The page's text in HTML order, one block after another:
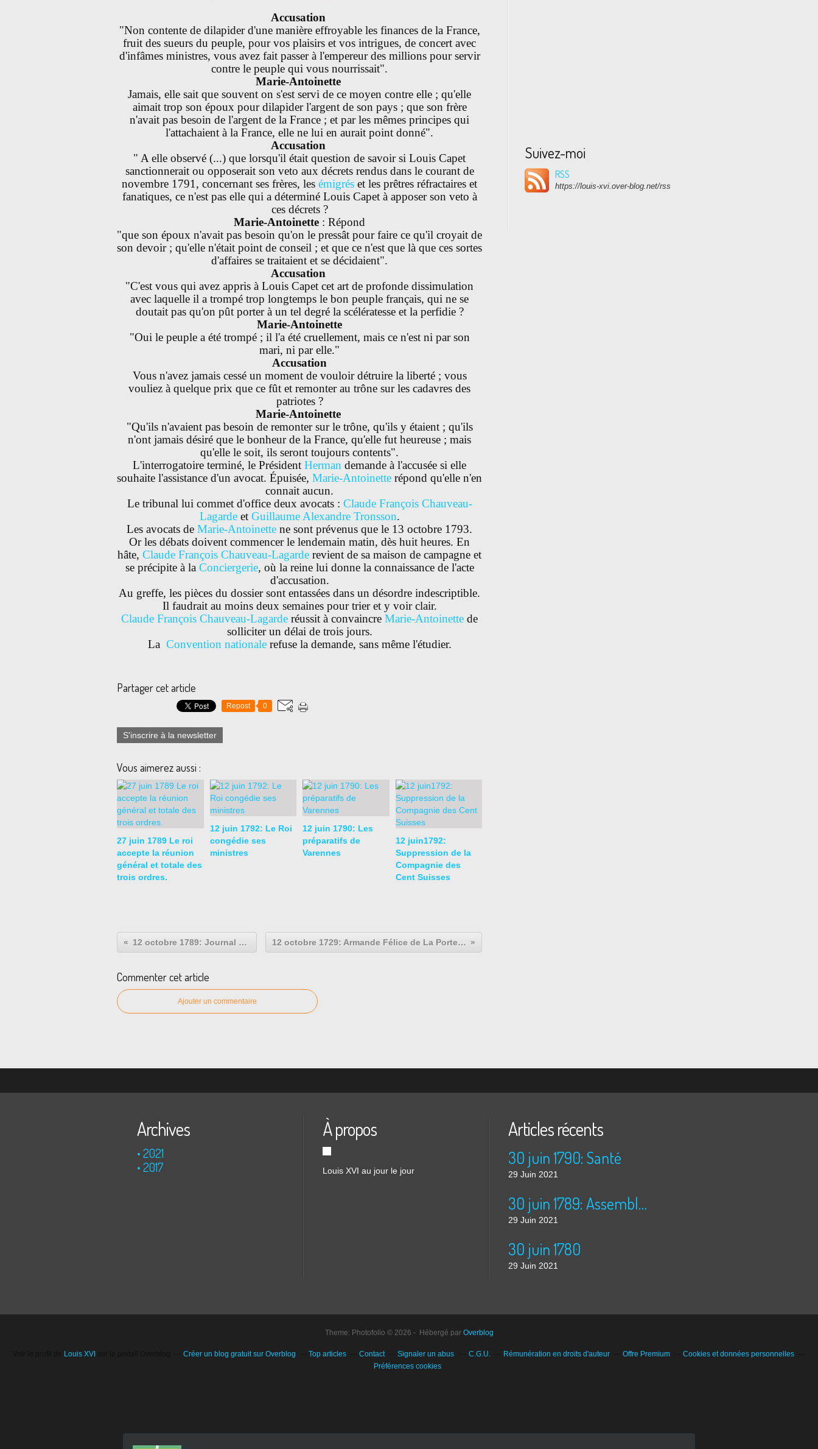
Accusation
"Non contente de dilapider d'une manière effroyable les finances de la France,
fruit des sueurs du peuple, pour vos plaisirs et vos intrigues, de concert avec
d'infâmes ministres, vous avez fait passer à l'empereur des millions pour servir
contre le peuple qui vous nourrissait".
Marie-Antoinette
Jamais, elle sait que souvent on s'est servi de ce moyen contre elle ; qu'elle
aimait trop son époux pour dilapider l'argent de son pays ; que son frère
n'avait pas besoin de l'argent de la France ; et par les mêmes principes qui
l'attachaient à la France, elle ne lui en aurait point donné".
Accusation
" A elle observé (...) que lorsqu'il était question de savoir si Louis Capet
sanctionnerait ou opposerait son veto aux décrets rendus dans le courant de
novembre 1791, concernant ses frères, les émigrés et les prêtres réfractaires et
fanatiques, ce n'est pas elle qui a déterminé Louis Capet à apposer son veto à
ces décrets ?
Marie-Antoinette : Répond
"que son époux n'avait pas besoin qu'on le pressât pour faire ce qu'il croyait de
son devoir ; qu'elle n'était point de conseil ; et que ce n'est que là que ces sortes
d'affaires se traitaient et se décidaient".
Accusation
"C'est vous qui avez appris à Louis Capet cet art de profonde dissimulation
avec laquelle il a trompé trop longtemps le bon peuple français, qui ne se
doutait pas qu'on pût porter à un tel degré la scélératesse et la perfidie ?
Marie-Antoinette
"Oui le peuple a été trompé ; il l'a été cruellement, mais ce n'est ni par son
mari, ni par elle."
Accusation
Vous n'avez jamais cessé un moment de vouloir détruire la liberté ; vous
vouliez à quelque prix que ce fût et remonter au trône sur les cadavres des
patriotes ?
Marie-Antoinette
"Qu'ils n'avaient pas besoin de remonter sur le trône, qu'ils y étaient ; qu'ils
n'ont jamais désiré que le bonheur de la France, qu'elle fut heureuse ; mais
qu'elle le soit, ils seront toujours contents".
L'interrogatoire terminé, le Président Herman demande à l'accusée si elle
souhaite l'assistance d'un avocat. Épuisée, Marie-Antoinette répond qu'elle n'en
connait aucun.
Le tribunal lui commet d'office deux avocats : Claude François Chauveau-
Lagardeet Guillaume Alexandre Tronsson.
Les avocats de Marie-Antoinette ne sont prévenus que le 13 octobre 1793.
Or les débats doivent commencer le lendemain matin, dès huit heures. En
hâte, Claude François Chauveau-Lagarde revient de sa maison de campagne et
se précipite à la Conciergerie, où la reine lui donne la connaissance de l'acte
d'accusation.
Au greffe, les pièces du dossier sont entassées dans un désordre indescriptible.
Il faudrait au moins deux semaines pour trier et y voir clair.
Claude François Chauveau-Lagarde réussit à convaincre Marie-Antoinette de
solliciter un délai de trois jours.
La Convention nationalerefuse la demande, sans même l'étudier.
Partager cet article
Repost 0
S'inscrire à la newsletter
Vous aimerez aussi :
27 juin 1789 Le roi
accepte la réunion
général et totale des
trois ordres.
12 juin 1792: Le Roi
congédie ses
ministres
12 juin 1790: Les
préparatifs de
Varennes
12 juin1792:
Suppression de la
Compagnie des
Cent Suisses
12 octobre 1789: Journal du Roi 12 octobre 1729: Armande Félice de La Porte Mazarin
Commenter cet article
Ajouter un commentaire
Suivez-moi
RSS
https://louis-xvi.over-blog.net/rss
Archives
2021
2017
À propos
Louis XVI au jour le jour
Articles récents
30 juin 1790: Santé
29 Juin 2021
30 juin 1789: Assemblée Nationale
29 Juin 2021
30 juin 1780
29 Juin 2021
Theme: Photofolio © 2026 - Hébergé par Overblog
Louis XVI Créer un blog gratuit sur Overblog Top articles Contact Signaler un abus C.G.U. Rémunération en droits d'auteur Offre Premium
Cookies et données personnelles
Préférences cookies